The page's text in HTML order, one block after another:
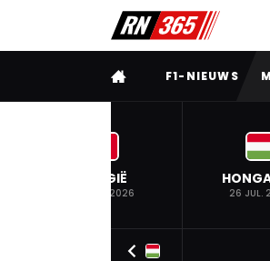
VOLLEDIG MENU
F1-NIEUWS
BELGIË
19 JUL. 2026 26 JUL.